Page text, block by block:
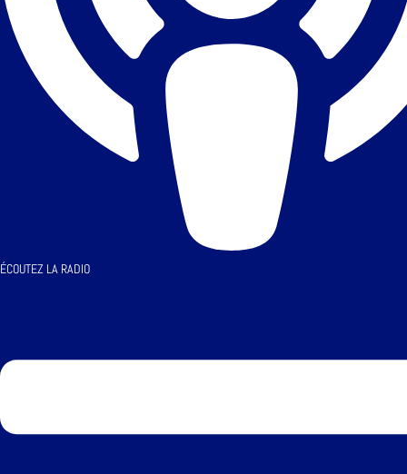
ÉCOUTEZ LA RADIO